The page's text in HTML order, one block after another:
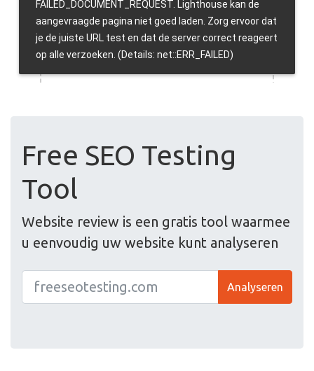
Free SEO Testing
Tool
Website review is een gratis tool waarmee
u eenvoudig uw website kunt analyseren
Analyseren